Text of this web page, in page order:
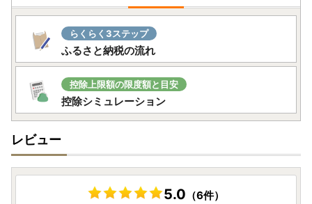
らくらく3ステップ
ふるさと納税の流れ
控除上限額の限度額と目安
控除シミュレーション
レビュー
5.0 （6件）